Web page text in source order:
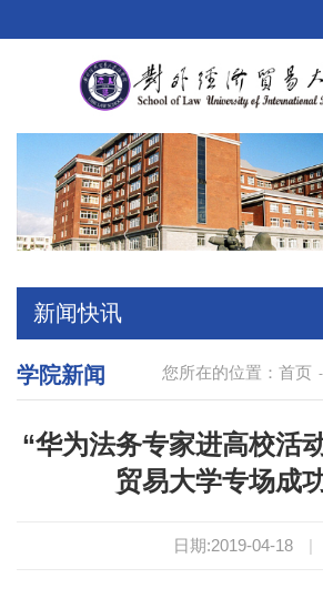
新闻快讯
您所在的位置： 首页 -
学院新闻
“华为法务专家进高校活
贸易大学专场成
日期:2019-04-18 |